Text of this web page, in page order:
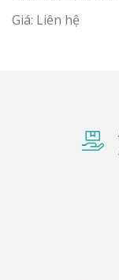
Giá: Liên hệ